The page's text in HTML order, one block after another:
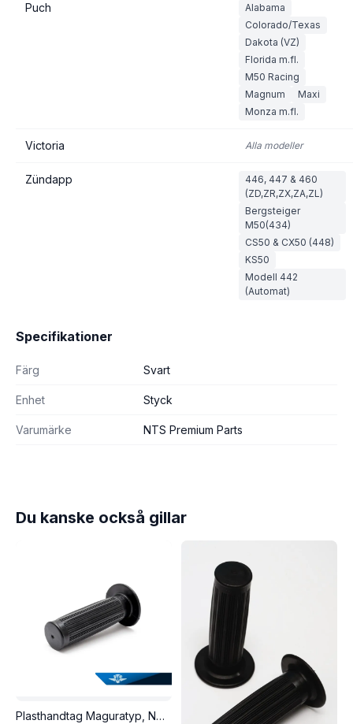
Puch
Alabama
Colorado/Texas
Dakota (VZ)
Florida m.fl.
M50 Racing
Magnum
Maxi
Monza m.fl.
Victoria Alla modeller
Zündapp
446, 447 & 460
(ZD,ZR,ZX,ZA,ZL)
Bergsteiger
M50(434)
CS50 & CX50 (448)
KS50
Modell 442
(Automat)
Specifikationer
Färg Svart
Enhet Styck
Varumärke NTS Premium Parts
Du kanske också gillar
Plasthandtag Maguratyp, NTS-240/KSZ. Svart. 100mm, 21mm, säljs styckvis.